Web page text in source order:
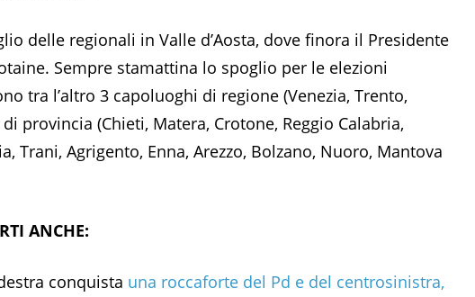
delle regionali in Valle d’Aosta, dove finora il Presidente
Sempre stamattina lo spoglio per le elezioni
tra l’altro 3 capoluoghi di regione (Venezia, Trento,
provincia (Chieti, Matera, Crotone, Reggio Calabria,
Trani, Agrigento, Enna, Arezzo, Bolzano, Nuoro, Mantova
ANCHE:
conquista una roccaforte del Pd e del centrosinistra,